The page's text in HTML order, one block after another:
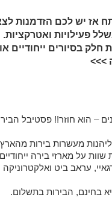
אז יש לכם הזדמנות
פעילויות ואטרקציות.
חלק בסיורים ייחודיים
>>>
– הוא חוזר!! פסטיבל
מעשרות בירות
שוות על מארזי בירה ייחודיים
עראב ביט
בחינם, הבירות בתשלום.